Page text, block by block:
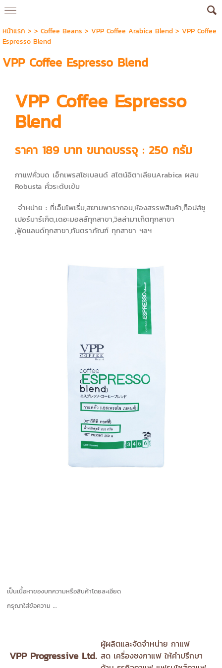
หน้าแรก > > Coffee Beans > VPP Coffee Arabica Blend> VPP Coffee
Espresso Blend
VPP Coffee Espresso Blend
VPP Coffee Espresso
Blend
ราคา 189 บาท ขนาดบรรจุ : 250 กรัม
กาแฟคั่วบด เอ็กเพรสโซเบลนด์ สไตน์อิตาเลียนArabica ผสม
Robusta คั่วระดับเข้ม
จำหน่าย : ที่เอ็มโพเรี่ม,สยามพารากอน,ห้องสรรพสินค้า,ท็อปส์ซู
เปอร์มาร์เก็ต,เดอะมอลล์ทุกสาขา,วิลล่ามาเก็ตทุกสาขา
,ฟู้ดแลนด์ทุกสาขา,ทันตราภัณฑ์ ทุกสาขา ฯลฯ
เป็นเนื้อหาของบทความหรือสินค้าโดยละเอียด
กรุณาใส่ข้อความ …
VPP Progressive Ltd.
ผู้ผลิตและจัดจำหน่าย กาแฟ
สด เครื่องชงกาแฟ ให้คำปรึกษา